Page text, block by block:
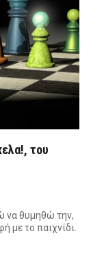
του
να θυμηθώ την,
με το παιχνίδι.